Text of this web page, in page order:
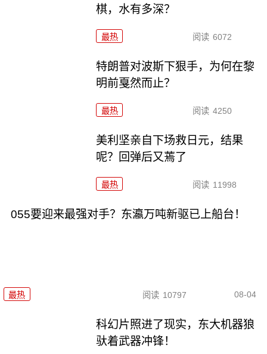
棋，水有多深？
最热 阅读 6072
特朗普对波斯下狠手，为何在黎
明前戛然而止？
最热 阅读 4250
美利坚亲自下场救日元，结果
呢？回弹后又蔫了
最热 阅读 11998
055要迎来最强对手？东瀛万吨新驱已上船台！
最热 阅读 10797 08-04
科幻片照进了现实，东大机器狼
驮着武器冲锋！